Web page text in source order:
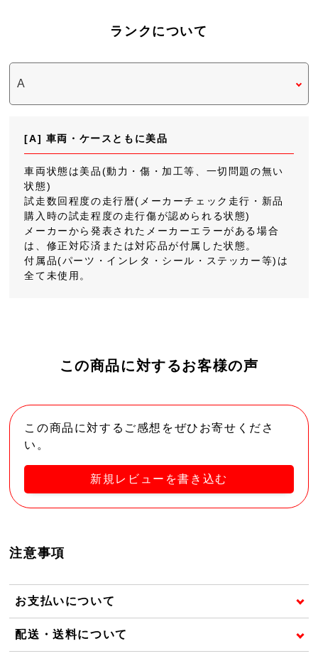
ランクについて
[A] 車両・ケースともに美品
車両状態は美品(動力・傷・加工等、一切問題の無い
状態)
試走数回程度の走行暦(メーカーチェック走行・新品
購入時の試走程度の走行傷が認められる状態)
メーカーから発表されたメーカーエラーがある場合
は、修正対応済または対応品が付属した状態。
付属品(パーツ・インレタ・シール・ステッカー等)は
全て未使用。
この商品に対するお客様の声
この商品に対するご感想をぜひお寄せくださ
い。
新規レビューを書き込む
注意事項
お支払いについて
配送・送料について